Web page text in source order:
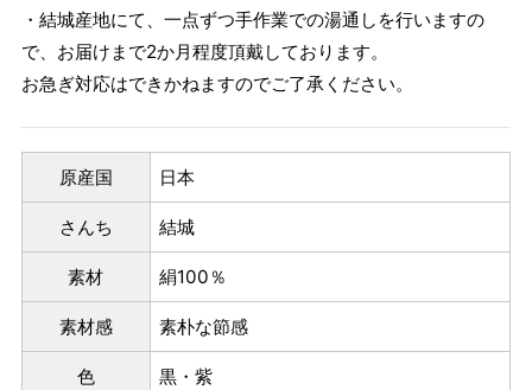
・結城産地にて、一点ずつ手作業での湯通しを行いますの
で、お届けまで2か月程度頂戴しております。
お急ぎ対応はできかねますのでご了承ください。
原産国 日本
さんち 結城
素材 絹100％
素材感 素朴な節感
色 黒・紫